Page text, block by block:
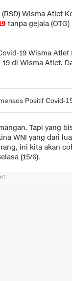
Wisma Atlet
tanpa gejala
19 Wisma
di Wisma Atlet.
Positif Covid-
Tapi yang
WNI yang dari
ini kita akan
(15/6).